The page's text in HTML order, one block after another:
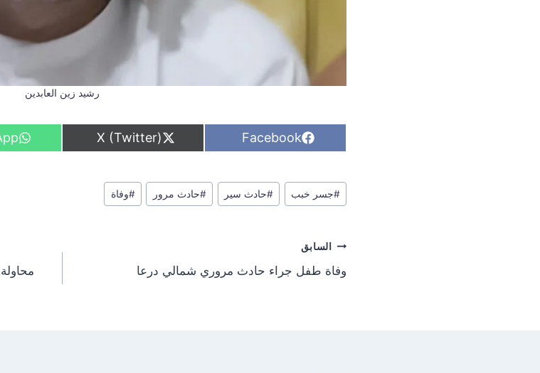
رشيد زين العابدين
S
h
o
Facebook
S
h
o
X (Twitter)
S
h
وسوم
المقال:
#جسر خبب #حادث سير #حادث مرور #وفاة
تصفّح
المقالات
السابق
وفاة طفل جراء حادث مروري شمالي درعا